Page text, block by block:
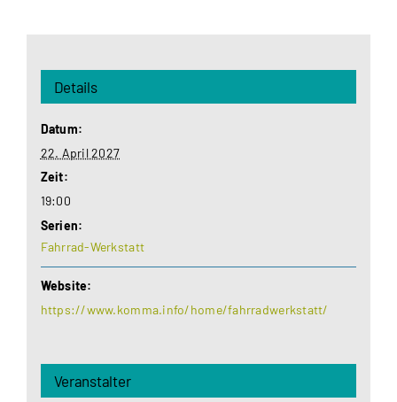
Details
Datum:
22. April 2027
Zeit:
19:00
Serien:
Fahrrad-Werkstatt
Website:
https://www.komma.info/home/fahrradwerkstatt/
Veranstalter